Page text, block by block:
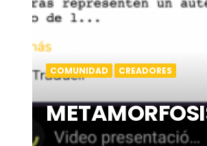
COMUNIDAD CREADORES